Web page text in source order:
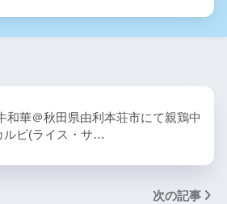
和華＠秋田県由利本荘市にて親鶏中
ルビ(ライス・サ…
次の記事